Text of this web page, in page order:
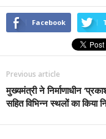
Facebook
Previous article
मुख्यमंत्री ने निर्माणाधीन
सहित विभिन्न स्थलों का किया